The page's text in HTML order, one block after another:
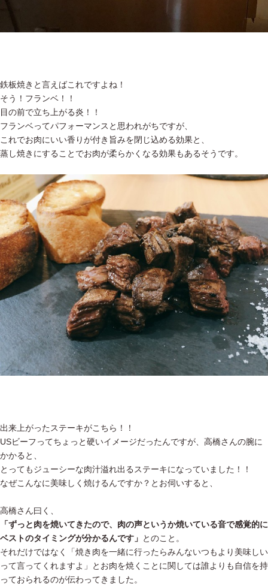
鉄板焼きと言えばこれですよね！
そう！フランベ！！
目の前で立ち上がる炎！！
フランベってパフォーマンスと思われがちですが、
これでお肉にいい香りが付き旨みを閉じ込める効果と、
蒸し焼きにすることでお肉が柔らかくなる効果もあるそうです。
出来上がったステーキがこちら！！
USビーフってちょっと硬いイメージだったんですが、高橋さんの腕に
かかると、
とってもジューシーな肉汁溢れ出るステーキになっていました！！
なぜこんなに美味しく焼けるんですか？とお伺いすると、
高橋さん曰く、
「ずっと肉を焼いてきたので、肉の声というか焼いている音で感覚的に
ベストのタイミングが分かるんです」 とのこと。
それだけではなく「焼き肉を一緒に行ったらみんないつもより美味しい
って言ってくれますよ」とお肉を焼くことに関しては誰よりも自信を持
っておられるのが伝わってきました。